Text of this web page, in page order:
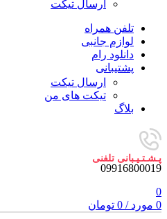
ارسال تیکت
تلفن همراه
لوازم جانبی
دانلود رام
پشتیبانی
ارسال تیکت
تیکت های من
بلاگ
پـشـتـیـبانی تلفنی
09916800019
0
0 مورد /
0 تومان